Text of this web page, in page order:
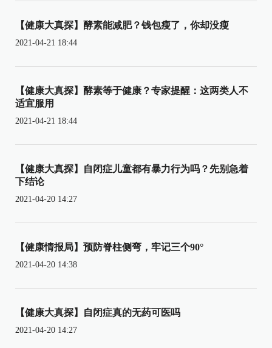
【健康大真探】酵素能减肥？钱包瘦了，你却没瘦
2021-04-21 18:44
【健康大真探】酵素等于健康？专家提醒：这两类人不
适宜服用
2021-04-21 18:44
【健康大真探】自闭症儿童都有暴力行为吗？先别急着
下结论
2021-04-20 14:27
【健康情报局】预防脊柱侧弯，牢记三个90°
2021-04-20 14:38
【健康大真探】自闭症真的无药可医吗
2021-04-20 14:27